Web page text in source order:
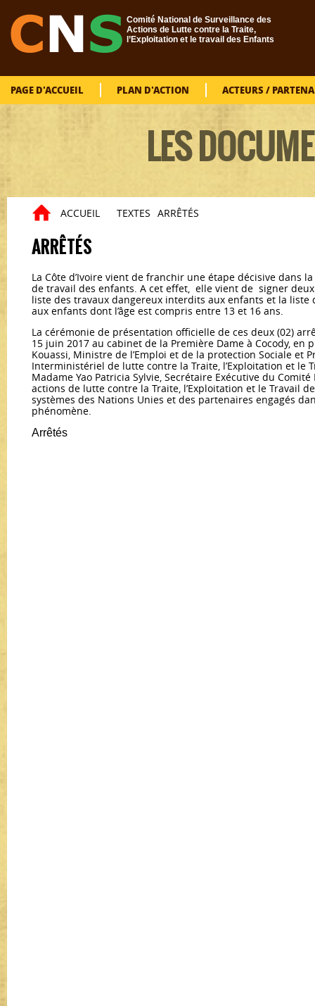
Comité National de Surveillance des
Actions de Lutte contre la Traite,
l’Exploitation et le travail des Enfants
PAGE D'ACCUEIL PLAN D'ACTION ACTEURS /
LES
Vous êtes ici
ACCUEIL TEXTES ARRÊTÉS
ARRÊTÉS
La Côte d’Ivoire vient de franchir une étape décisive dans
de travail des enfants. A cet effet, elle vient de signer
liste des travaux dangereux interdits aux enfants et la
aux enfants dont l’âge est compris entre 13 et 16 ans.
La cérémonie de présentation officielle de ces deux (02)
15 juin 2017 au cabinet de la Première Dame à Cocody, en
Kouassi, Ministre de l’Emploi et de la protection Sociale et
Interministériel de lutte contre la Traite, l’Exploitation et le
Madame Yao Patricia Sylvie, Secrétaire Exécutive du
actions de lutte contre la Traite, l’Exploitation et le Travail
systèmes des Nations Unies et des partenaires engagés
phénomène.
Arrêtés